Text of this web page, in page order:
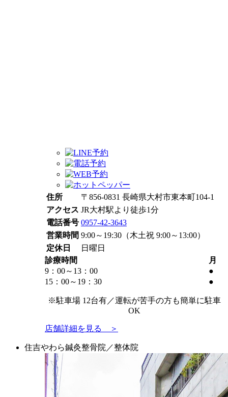
住所
〒856-0831 長崎県大村市東本町104-1
アクセス JR大村駅より徒歩1分
電話番号 0957-42-3643
営業時間 9:00～19:30（木土祝 9:00～13:00）
定休日
日曜日
診療時間
月
9：00～ 13：00
●
15：00～19 ：30 ●
※駐車場 12台有／運転が苦手の方も簡単に駐車
OK
店舗詳細を見る ＞
住吉やわら鍼灸整骨院／整体院